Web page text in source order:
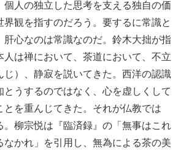
個人の独立した思考を支える独自の価
観を指すのだろう。要するに常識と
肝心なのは常識なのだ。鈴木大拙が指
人は禅において、茶道において、不立
じ）、静寂を説いてきた。西洋の認識
とうするのではなく、心を虚しくして
とを重んじてきた。それが仏教では
。柳宗悦は『臨済録』の「無事はこれ
なかれ」を引用し、無為による茶の美